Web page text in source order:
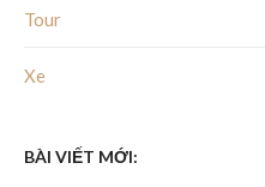
Tour
Xe
BÀI VIẾT MỚI: